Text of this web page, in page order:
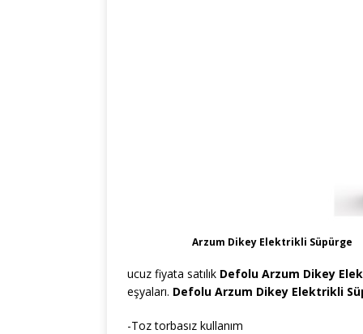
Arzum Dikey Elektrikli Süpürge
ucuz fiyata satılık Defolu Arzum Dikey
eşyaları. Defolu Arzum Dikey Elektrikli
-Toz torbasız kullanım